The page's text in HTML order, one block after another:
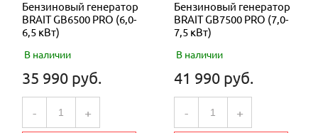
Бензиновый генератор
BRAIT GB6500 PRO (6,0-
6,5 кВт)
В наличии
35 990 руб.
- +
Бензиновый генератор
BRAIT GB7500 PRO (7,0-
7,5 кВт)
В наличии
41 990 руб.
- +